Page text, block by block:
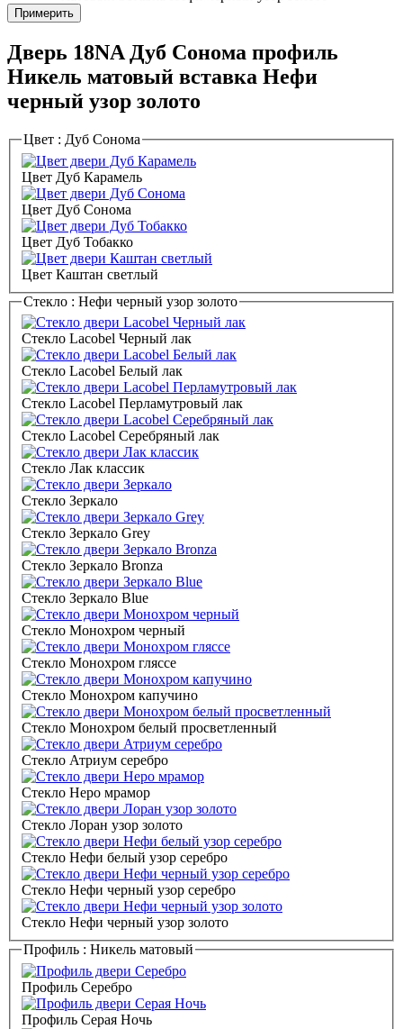
Примерить
Дверь 18NA Дуб Сонома профиль
Никель матовый вставка Нефи
черный узор золото
Цвет : Дуб Сонома
Цвет Дуб Карамель
Цвет Дуб Сонома
Цвет Дуб Тобакко
Цвет Каштан светлый
Стекло : Нефи черный узор золото
Стекло Lacobel Черный лак
Стекло Lacobel Белый лак
Стекло Lacobel Перламутровый лак
Стекло Lacobel Серебряный лак
Стекло Лак классик
Стекло Зеркало
Стекло Зеркало Grey
Стекло Зеркало Bronza
Стекло Зеркало Blue
Стекло Монохром черный
Стекло Монохром гляссе
Стекло Монохром капучино
Стекло Монохром белый просветленный
Стекло Атриум серебро
Стекло Неро мрамор
Стекло Лоран узор золото
Стекло Нефи белый узор серебро
Стекло Нефи черный узор серебро
Стекло Нефи черный узор золото
Профиль : Никель матовый
Профиль Серебро
Профиль Серая Ночь